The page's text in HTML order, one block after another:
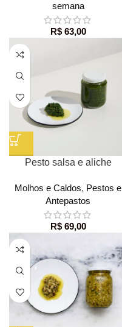
semana
R$63,00
Pesto salsa e aliche
Molhos e Caldos, Pestos e
Antepastos
R$69,00